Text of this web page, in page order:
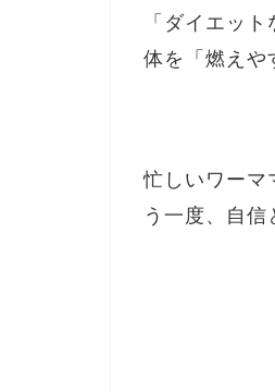
「ダイエッ
体を「燃えや
忙しいワーマ
う一度、自信